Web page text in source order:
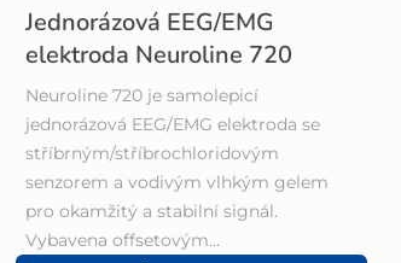
Jednorázová EEG/EMG
elektroda Neuroline 720
Neuroline 720 je samolepicí
jednorázová EEG/EMG elektroda se
stříbrným/stříbrochloridovým
senzorem a vodivým vlhkým gelem
pro okamžitý a stabilní signál.
Vybavena offsetovým...